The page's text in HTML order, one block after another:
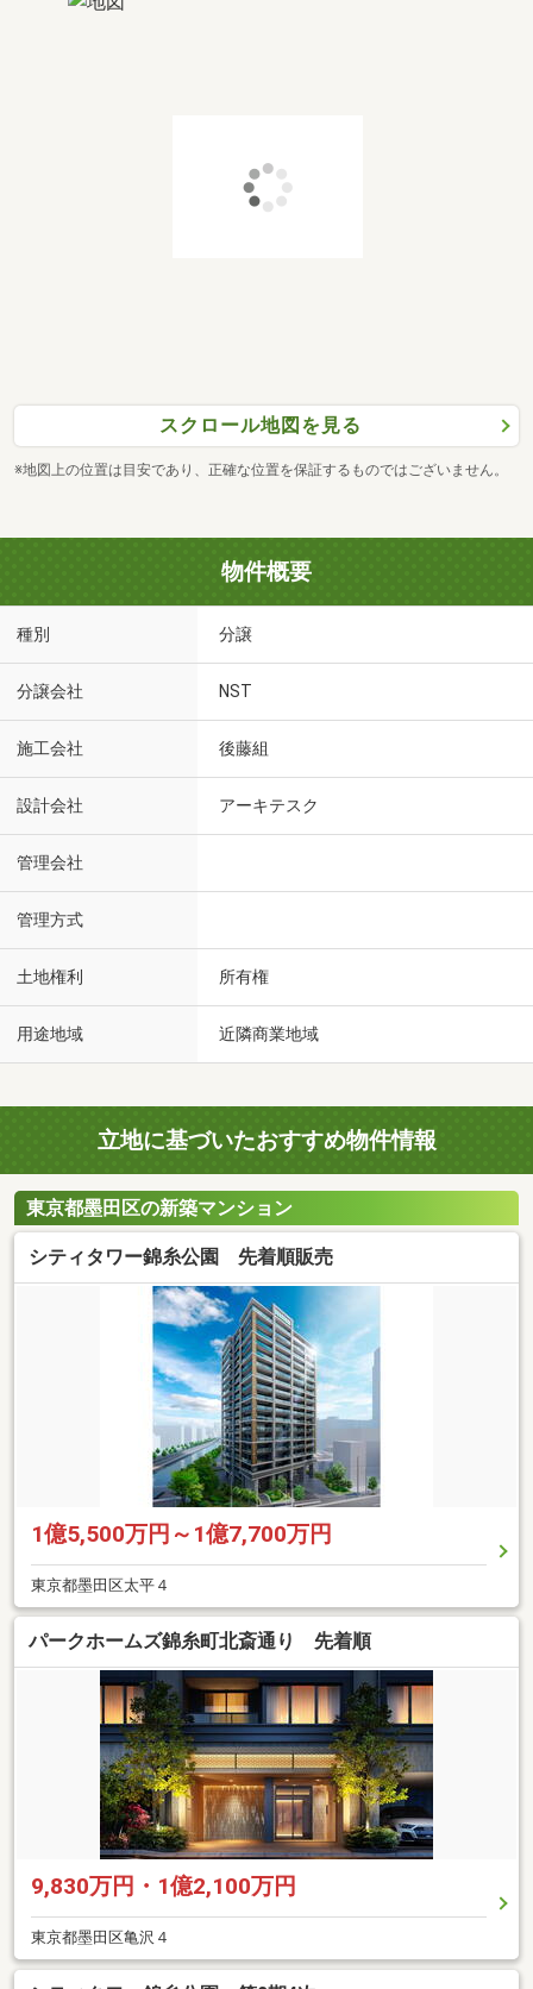
スクロール地図を見る
※地図上の位置は目安であり、正確な位置を保証するものではございません。
物件概要
種別 分譲
分譲会社 NST
施工会社 後藤組
設計会社 アーキテスク
管理会社
管理方式
土地権利 所有権
用途地域 近隣商業地域
立地に基づいたおすすめ物件情報
東京都墨田区の新築マンション
シティタワー錦糸公園 先着順販売
1億5,500万円～1億7,700万円
東京都墨田区太平４
パークホームズ錦糸町北斎通り 先着順
9,830万円・1億2,100万円
東京都墨田区亀沢４